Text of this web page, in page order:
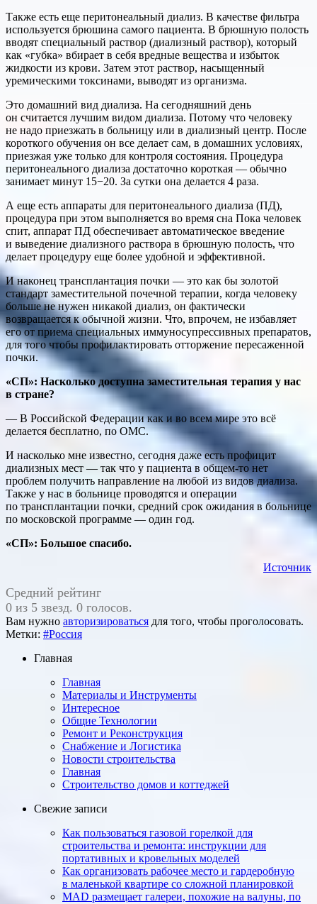
Также есть еще перитонеальный диализ. В качестве фильтра
используется брюшина самого пациента. В брюшную полость
вводят специальный раствор (диализный раствор), который
как «губка» вбирает в себя вредные вещества и избыток
жидкости из крови. Затем этот раствор, насыщенный
уремическими токсинами, выводят из организма.
Это домашний вид диализа. На сегодняшний день
он считается лучшим видом диализа. Потому что человеку
не надо приезжать в больницу или в диализный центр. После
короткого обучения он все делает сам, в домашних условиях,
приезжая уже только для контроля состояния. Процедура
перитонеального диализа достаточно короткая — обычно
занимает минут 15−20. За сутки она делается 4 раза.
А еще есть аппараты для перитонеального диализа (ПД),
процедура при этом выполняется во время сна Пока человек
спит, аппарат ПД обеспечивает автоматическое введение
и выведение диализного раствора в брюшную полость, что
делает процедуру еще более удобной и эффективной.
И наконец трансплантация почки — это как бы золотой
стандарт заместительной почечной терапии, когда человеку
больше не нужен никакой диализ, он фактически
возвращается к обычной жизни. Что, впрочем, не избавляет
его от приема специальных иммуносупрессивных препаратов,
для того чтобы профилактировать отторжение пересаженной
почки.
«СП»: Насколько доступна заместительная терапия у нас
в стране?
— В Российской Федерации как и во всем мире это всё
делается бесплатно, по ОМС.
И насколько мне известно, сегодня даже есть профицит
диализных мест — так что у пациента в общем-то нет
проблем получить направление на любой из видов диализа.
Также у нас в больнице проводятся и операции
по трансплантации почки, средний срок ожидания в больнице
по московской программе — один год.
«СП»: Большое спасибо.
Источник
Средний рейтинг
0 из 5 звезд. 0 голосов.
Вам нужно авторизироваться для того, чтобы проголосовать.
Метки: #Россия
Главная
Главная
Материалы и Инструменты
Интересное
Общие Технологии
Ремонт и Реконструкция
Снабжение и Логистика
Новости строительства
Главная
Строительство домов и коттеджей
Свежие записи
Как пользоваться газовой горелкой для
строительства и ремонта: инструкции для
портативных и кровельных моделей
Как организовать рабочее место и гардеробную
в маленькой квартире со сложной планировкой
MAD размещает галереи, похожие на валуны, по